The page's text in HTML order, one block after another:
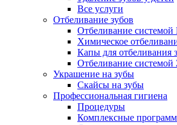
Все услуги
Отбеливание зубов
Отбеливание системой
Химическое
Капы для отбеливания
Отбеливание
Украшение на зубы
Скайсы на зубы
Профессиональная гигиена
Процедуры
Комплексные